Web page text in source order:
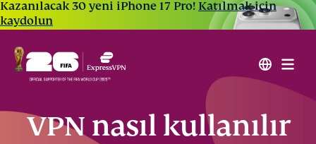
Kazanılacak 30 yeni iPhone 17 Pro! Katılmak için
kaydolun
VPN nasıl kullanılır